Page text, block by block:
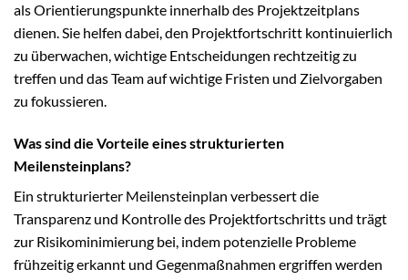
als Orientierungspunkte innerhalb des Projektzeitplans
dienen. Sie helfen dabei, den Projektfortschritt kontinuierlich
zu überwachen, wichtige Entscheidungen rechtzeitig zu
treffen und das Team auf wichtige Fristen und Zielvorgaben
zu fokussieren.
Was sind die Vorteile eines strukturierten
Meilensteinplans?
Ein strukturierter Meilensteinplan verbessert die
Transparenz und Kontrolle des Projektfortschritts und trägt
zur Risikominimierung bei, indem potenzielle Probleme
frühzeitig erkannt und Gegenmaßnahmen ergriffen werden